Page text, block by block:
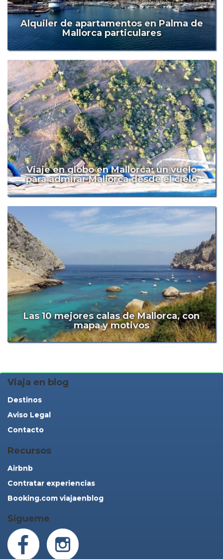
Alquiler de apartamentos en Palma de
Mallorca particulares
Viaje en globo en Mallorca: un vuelo
para admirar Mallorca desde el cielo
Las 10 mejores calas de Mallorca, con
mapa y motivos
Viaja en blog
Destinos
Aviso Legal
Contacto
Recursos
Airbnb
Contratar experiencias
Booking.com viajaenblog
Sígueme